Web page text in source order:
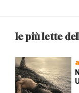
le più lette